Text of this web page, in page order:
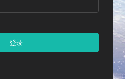
登录